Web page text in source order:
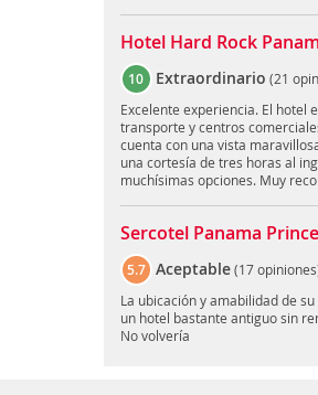
Hotel Hard Rock
10 Extraordinario (21
Excelente experiencia. El hotel
transporte y centros
cuenta con una vista
una cortesía de tres horas al
muchísimas opciones. Muy
Sercotel Panama
5.7 Aceptable(17 opiniones
La ubicación y amabilidad de
un hotel bastante antiguo sin
No volvería